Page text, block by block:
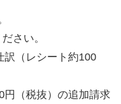
さい。
（レシート約100
（税抜）の追加請求